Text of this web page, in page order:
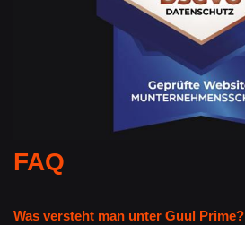
FAQ
Was versteht man unter Guul Prime?